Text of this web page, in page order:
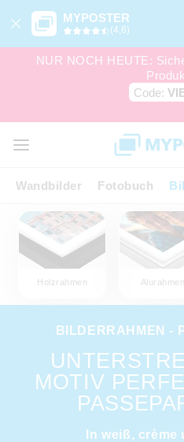
MYPOSTER
(4,6)
NUR NOCH HEUTE:
Code:
Wandbilder Fotobuch
Holzrahmen Alurahmen
BILDERRAHMEN -
MOTIV
In weiß,